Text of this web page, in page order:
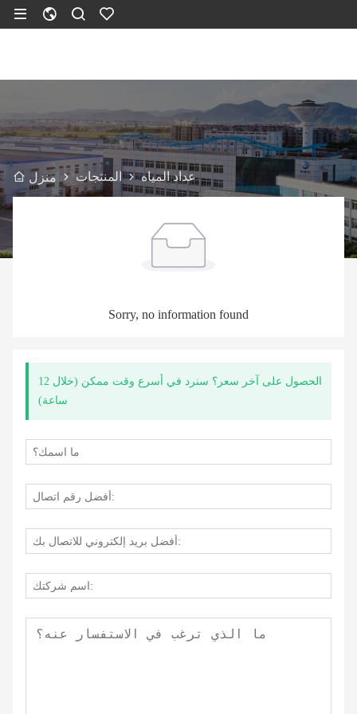
منزل المنتجات عداد المياه
Sorry, no information found
الحصول على آخر سعر؟ سنرد في أسرع وقت ممكن (خلال 12
ساعة)